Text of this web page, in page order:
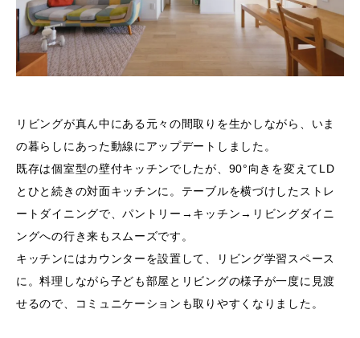
リビングが真ん中にある元々の間取りを生かしながら、いま
の暮らしにあった動線にアップデートしました。
既存は個室型の壁付キッチンでしたが、90°向きを変えてLD
とひと続きの対面キッチンに。テーブルを横づけしたストレ
ートダイニングで、パントリー→キッチン→リビングダイニ
ングへの行き来もスムーズです。
キッチンにはカウンターを設置して、リビング学習スペース
に。料理しながら子ども部屋とリビングの様子が一度に見渡
せるので、コミュニケーションも取りやすくなりました。